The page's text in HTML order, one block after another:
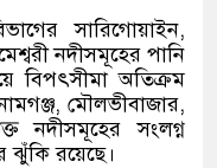
সারিগোয়াইন,
নদীসমূহের পানি
বিপৎসীমা অতিক্রম
মৌলভীবাজার,
নদীসমূহের সংলগ্ন
ঝুঁকি রয়েছে।